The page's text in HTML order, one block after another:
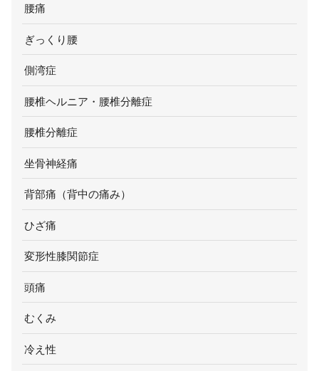
腰痛
ぎっくり腰
側湾症
腰椎ヘルニア・腰椎分離症
腰椎分離症
坐骨神経痛
背部痛（背中の痛み）
ひざ痛
変形性膝関節症
頭痛
むくみ
冷え性